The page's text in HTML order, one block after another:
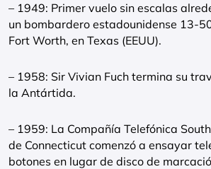
– 1949: Primer vuelo sin escalas
un bombardero estadounidense 13-
Fort Worth, en Texas (EEUU).
– 1958: Sir Vivian Fuch termina su
la Antártida.
– 1959: La Compañía Telefónica
de Connecticut comenzó a ensayar
botones en lugar de disco de